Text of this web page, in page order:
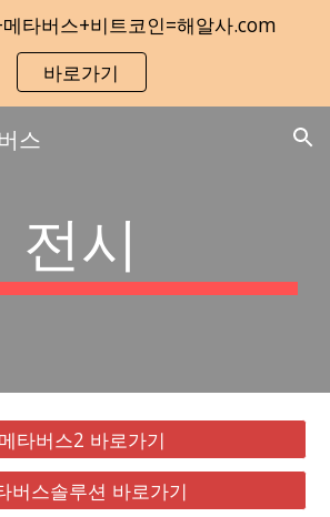
Skip to navigation
타버스+비트코인=해알사.com
바로가기
스
전시
메타버스2 바로가기
버스솔루션 바로가기